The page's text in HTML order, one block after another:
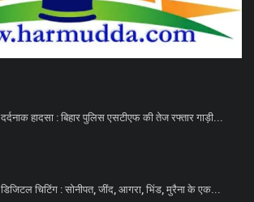
दर्दनाक हादसा : बिहार पुलिस एसटीएफ की तेज रफ्तार गाड़ी...
डिजिटल चिटिंग : सोनीपत, जींद, आगरा, भिंड, मुरैना के एक...